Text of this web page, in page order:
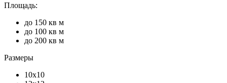
Площадь:
до 150 кв м
до 100 кв м
до 200 кв м
Размеры
10x10